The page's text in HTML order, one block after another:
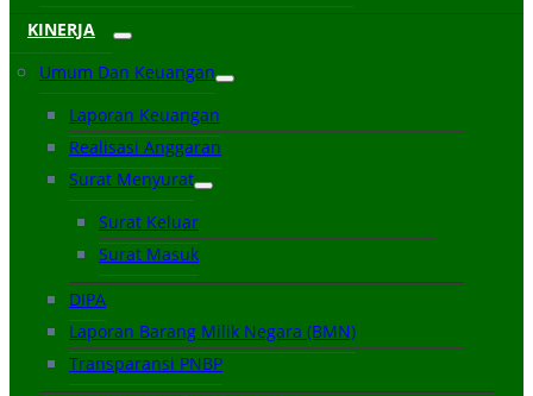
KINERJA
Umum Dan Keuangan
Laporan Keuangan
Realisasi Anggaran
Surat Menyurat
Surat Keluar
Surat Masuk
DIPA
Laporan Barang Milik Negara (BMN)
Transparansi PNBP